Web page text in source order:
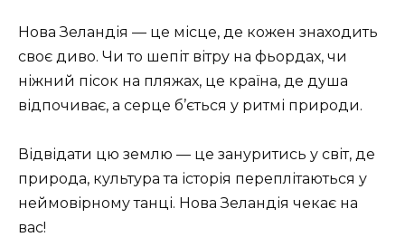
Нова Зеландія — це місце, де кожен знаходить
своє диво. Чи то шепіт вітру на фьордах, чи
ніжний пісок на пляжах, це країна, де душа
відпочиває, а серце б’ється у ритмі природи.
Відвідати цю землю — це зануритись у світ, де
природа, культура та історія переплітаються у
неймовірному танці. Нова Зеландія чекає на
вас!